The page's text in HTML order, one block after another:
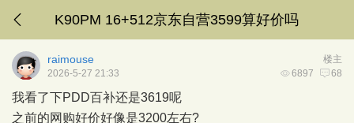
K90PM 16+512京东自营3599算好价吗
楼主
raimouse
6897 68
2026-5-27 21:33
我看了下PDD百补还是3619呢
之前的网购好价好像是3200左右?